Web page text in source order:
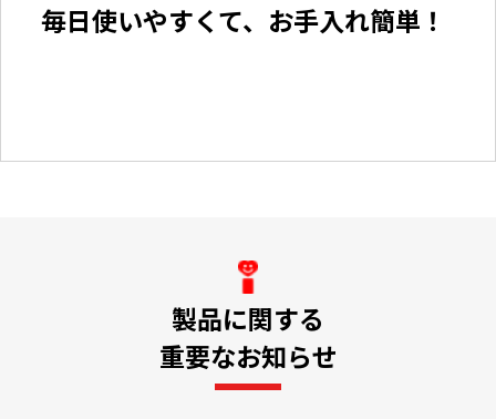
毎日使いやすくて、お手入れ簡単！
製品に関する
重要なお知らせ